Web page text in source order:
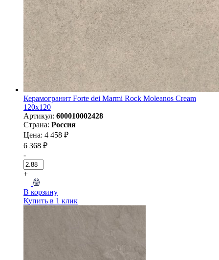
Керамогранит Forte dei Marmi Rock Moleanos Cream
120x120
Артикул: 600010002428
Страна: Россия
Цена: 4 458 ₽
6 368 ₽
-
+
В корзину
Купить в 1 клик